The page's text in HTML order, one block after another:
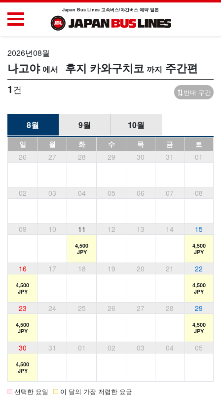
Japan Bus Lines 고속버스/야간버스 예약 일본
2026년08월
나고야 후지 카와구치코 주간편
1건 반대 구간
8월 9월 10월
일 월 화 수 목 금
토
26
27 28 29 30 31 01
02 03 04 05 06 07 08
09 10 11 12 13 14 15
4,500
JPY
4,500
JPY
16 17 18 19 20 21 22
4,500
JPY
4,500
JPY
23 24 25 26 27 28 29
4,500
JPY
4,500
JPY
30 31 01 02 03 04 05
4,500
JPY
선택한 요일 이 달의 가장 저렴한 요금